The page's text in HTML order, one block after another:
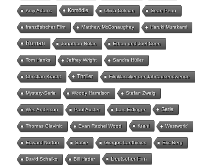
Amy Adams Komödie Olivia Colman Sean Penn
französischer Film Matthew McConaughey Haruki Murakami
Roman Jonathan Nolan Ethan und Joel Coen
Tom Hanks Jeffrey Wright Sandra Hüller
Christian Kracht Thriller Filmklassiker der Jahrtausendwende
Mystery-Serie Woody Harrelson Stefan Zweig
Wes Anderson Paul Auster Lars Eidinger Serie
Thomas Glavinic Evan Rachel Wood Krimi Westworld
Edward Norton Satire Giorgos Lanthimos Eric Berg
David Schalko Bill Hader Deutscher Film